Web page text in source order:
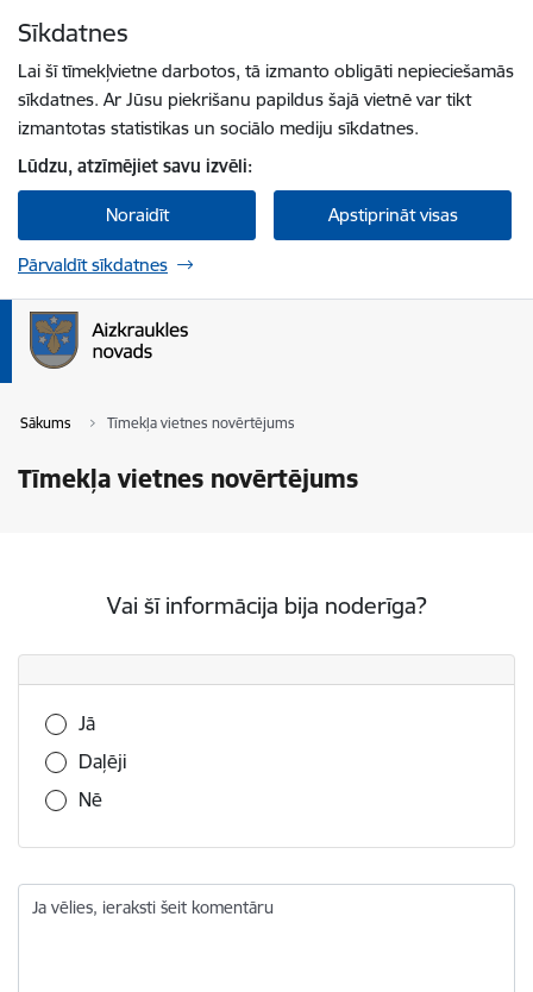
Sīkdatnes
Lai šī tīmekļvietne darbotos, tā izmanto obligāti nepieciešamās
sīkdatnes. Ar Jūsu piekrišanu papildus šajā vietnē var tikt
izmantotas statistikas un sociālo mediju sīkdatnes.
Lūdzu, atzīmējiet savu izvēli:
Noraidīt Apstiprināt visas
Pārvaldīt sīkdatnes
Sākums Tīmekļa vietnes novērtējums
Tīmekļa vietnes novērtējums
Vai šī informācija bija noderīga?
Vai šī informācija bija noderīga?
Jā
Daļēji
Nē
Ja vēlies, ieraksti šeit komentāru